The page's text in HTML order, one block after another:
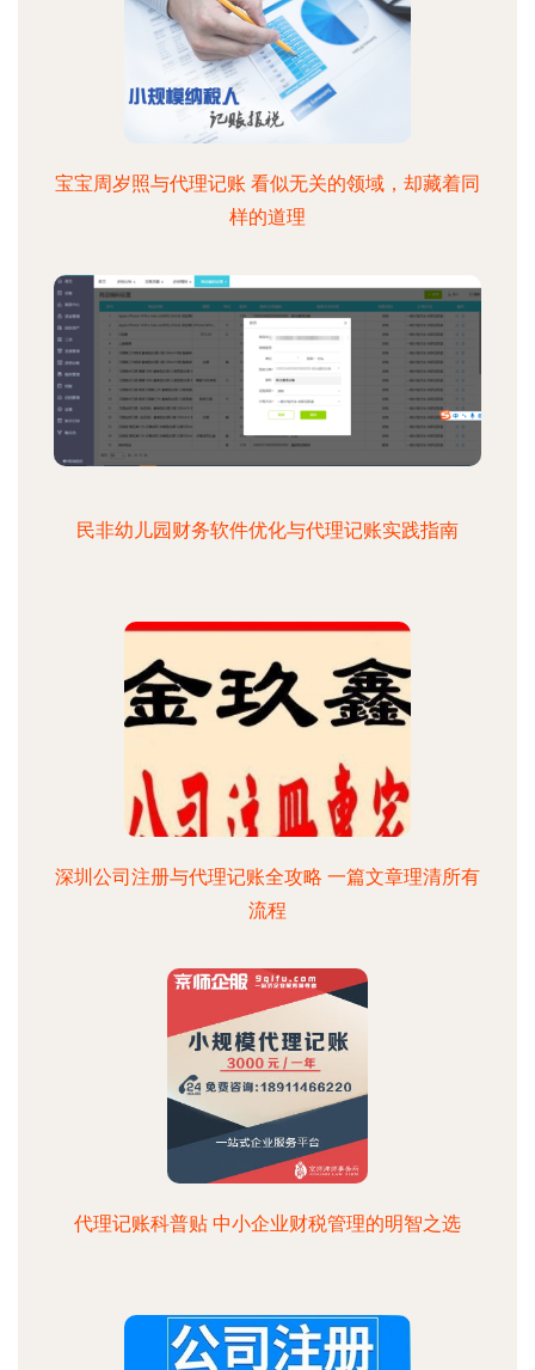
宝宝周岁照与代理记账 看似无关的领域，却藏着同
样的道理
民非幼儿园财务软件优化与代理记账实践指南
深圳公司注册与代理记账全攻略 一篇文章理清所有
流程
代理记账科普贴 中小企业财税管理的明智之选